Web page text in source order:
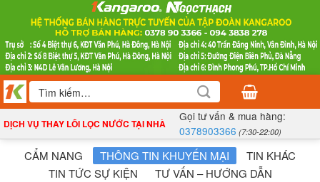
nội
dung
Tìm
kiếm:
DỊCH VỤ THAY LÕI LỌC NƯỚC TẠI NHÀ
Gọi tư vấn & mua hàng:
0378903366 (7:30-22:00)
CẨM NANG THÔNG TIN KHUYẾN MẠI
TIN KHÁC
TIN TỨC SỰ KIỆN
TƯ VẤN – HƯỚNG DẪN